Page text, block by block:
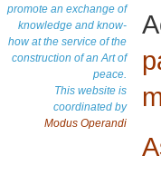
promote an exchange of
knowledge and know-
how at the service of the
construction of an Art of
peace.
This website is
coordinated by
Modus Operandi